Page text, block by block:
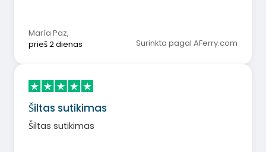
María Paz,
prieš 2 dienas
Surinkta pagal AFerry.com
Šiltas sutikimas
Šiltas sutikimas